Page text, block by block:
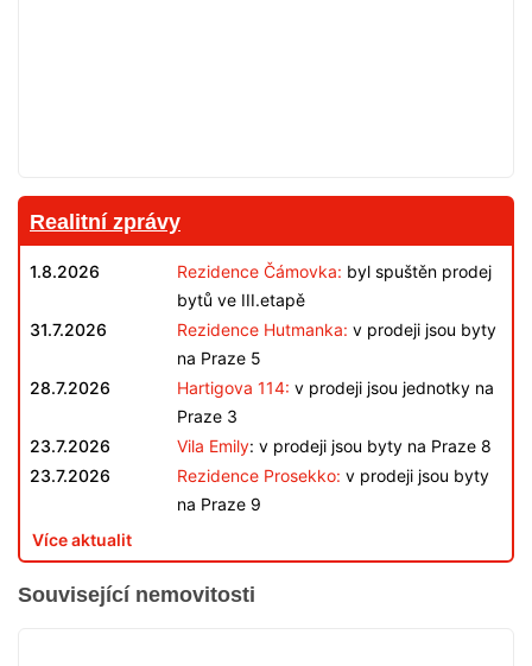
Realitní zprávy
1.8.2026 Rezidence Čámovka: byl spuštěn prodej
bytů ve III.etapě
31.7.2026
Rezidence Hutmanka: v prodeji jsou byty
na Praze 5
28.7.2026
Hartigova 114: v prodeji jsou jednotky na
Praze 3
23.7.2026
Vila Emily: v prodeji jsou byty na Praze 8
23.7.2026
Rezidence Prosekko: v prodeji jsou byty
na Praze 9
Více aktualit
Související nemovitosti